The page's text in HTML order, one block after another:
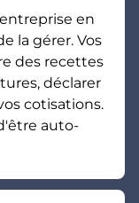
en
la gérer. Vos
des recettes
déclarer
cotisations.
auto-